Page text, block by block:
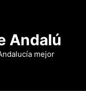
Andalú
mejor